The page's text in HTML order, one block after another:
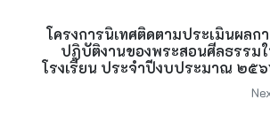
โครงการนิเทศติดตามประเมินผลก
ปฏิบัติงานของพระสอนศีลธรรม
โรงเรียน ประจำปีงบประมาณ ๒๕